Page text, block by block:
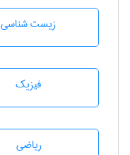
زيست شناسی
فیزیک
رياضی